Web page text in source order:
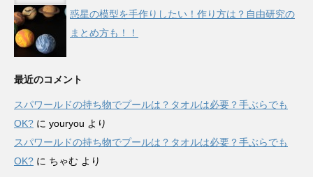
惑星の模型を手作りしたい！作り方は？自由研究の
まとめ方も！！
最近のコメント
スパワールドの持ち物でプールは？タオルは必要？手ぶらでも
OK? に youryou より
スパワールドの持ち物でプールは？タオルは必要？手ぶらでも
OK? に ちゃむ より